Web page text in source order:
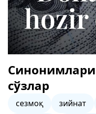
Синонимлари
сўзлар
сезмоқ зийнат